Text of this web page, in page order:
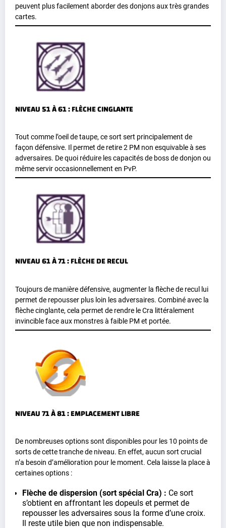
peuvent plus facilement aborder des donjons aux très grandes
cartes.
NIVEAU 51 À 61 : FLÈCHE CINGLANTE
Tout comme l’oeil de taupe, ce sort sert principalement de
façon défensive. Il permet de retire 2 PM non esquivable à ses
adversaires. De quoi réduire les capacités de boss de donjon ou
même servir occasionnellement en PvP.
NIVEAU 61 À 71 : FLÈCHE DE RECUL
Toujours de manière défensive, augmenter la flèche de recul lui
permet de repousser plus loin les adversaires. Combiné avec la
flèche cinglante, cela permet de rendre le Cra littéralement
invincible face aux monstres à faible PM et portée.
NIVEAU 71 À 81 : EMPLACEMENT LIBRE
De nombreuses options sont disponibles pour les 10 points de
sorts de cette tranche de niveau. En effet, aucun sort crucial
n’a besoin d’amélioration pour le moment. Cela laisse la place à
certaines options :
Flèche de dispersion (sort spécial Cra) : Ce sort
s’obtient en affrontant les dopeuls et permet de
repousser les adversaires sous la forme d’une croix.
Il reste utile bien que non indispensable.